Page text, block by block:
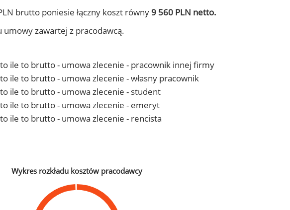
brutto poniesie łączny koszt równy 9 560 PLN netto.
zawartej z pracodawcą.
ile to brutto - umowa zlecenie - pracownik innej firmy
ile to brutto - umowa zlecenie - własny pracownik
ile to brutto - umowa zlecenie - student
ile to brutto - umowa zlecenie - emeryt
ile to brutto - umowa zlecenie - rencista
Wykres rozkładu kosztów pracodawcy